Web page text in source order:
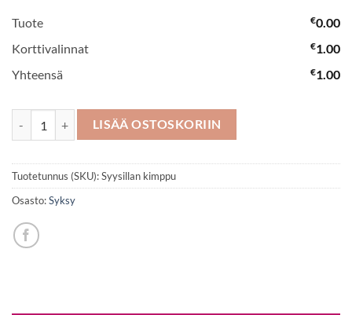
Tuote €0.00
Korttivalinnat
€1.00
Yhteensä
€1.00
Syysillan kimppu määräLISÄÄ OSTOSKORIIN
Tuotetunnus (SKU):Syysillan kimppu
Osasto:Syksy